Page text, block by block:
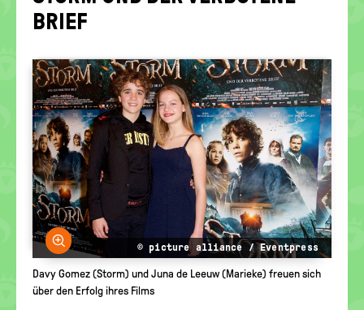
BRIEF
Bild vergrößern
© picture alliance / Eventpress
Davy Gomez (Storm) und Juna de Leeuw (Marieke) freuen sich
über den Erfolg ihres Films